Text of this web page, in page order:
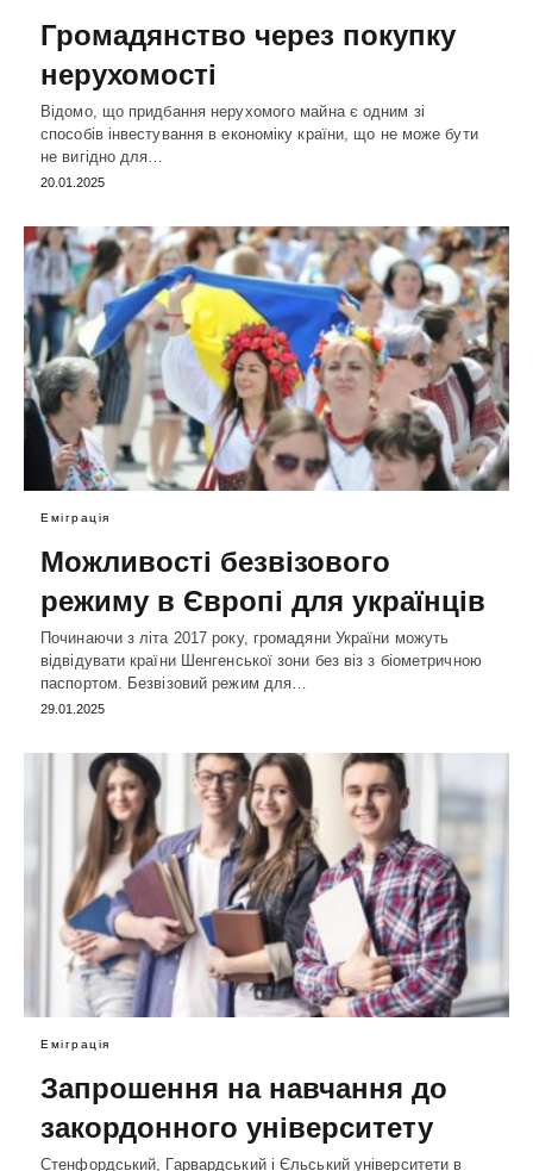
Громадянство через покупку
нерухомості
Відомо, що придбання нерухомого майна є одним зі
способів інвестування в економіку країни, що не може бути
не вигідно для…
20.01.2025
Еміграція
Можливості безвізового
режиму в Європі для українців
Починаючи з літа 2017 року, громадяни України можуть
відвідувати країни Шенгенської зони без віз з біометричною
паспортом. Безвізовий режим для…
29.01.2025
Еміграція
Запрошення на навчання до
закордонного університету
Стенфордський, Гарвардський і Єльський університети в